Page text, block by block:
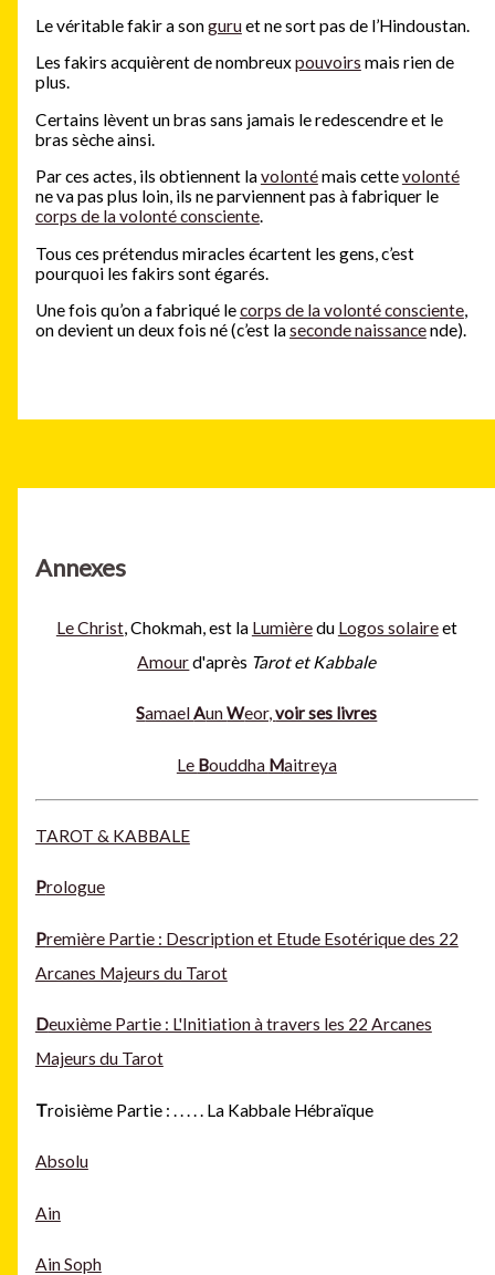
Annexes
Le Christ, Chokmah, est la Lumièredu Logos solaireet
Amourd'après Tarot et Kabbale
SamaelAunWeor,voir ses livres
Le Bouddha Maitreya
TAROT & KABBALE
Prologue
Première Partie : Description et Etude Esotérique des 22
Arcanes Majeurs du Tarot
Deuxième Partie : L'Initiation à travers les 22 Arcanes
Majeurs du Tarot
Troisième Partie : . . . . . La Kabbale Hébraïque
Absolu
Ain
Ain Soph
Le véritable fakir a songuruet ne sort pas de l’Hindoustan.
Les fakirs acquièrent de nombreuxpouvoirs mais rien de
plus.
Certains lèvent un bras sans jamais le redescendre et le
bras sèche ainsi.
Par ces actes, ils obtiennent lavolontémais cettevolonté
ne va pas plus loin, ils ne parviennent pas à fabriquer le
corps de la volonté consciente.
Tous ces prétendus miracles écartent les gens, c’est
pourquoi les fakirs sont égarés.
Une fois qu’on a fabriqué lecorps de la volonté consciente,
on devient un deux fois né (c’est laseconde naissancende).